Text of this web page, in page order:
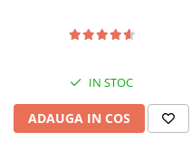
IN STOC
ADAUGA IN COS